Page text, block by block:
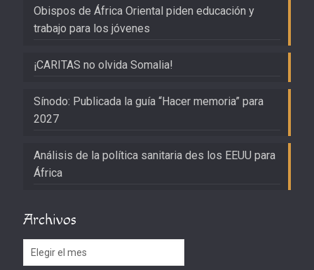
Obispos de África Oriental piden educación y
trabajo para los jóvenes
¡CARITAS no olvida Somalia!
Sínodo: Publicada la guía “Hacer memoria” para
2027
Análisis de la política sanitaria des los EEUU para
África
Archivos
Archivos